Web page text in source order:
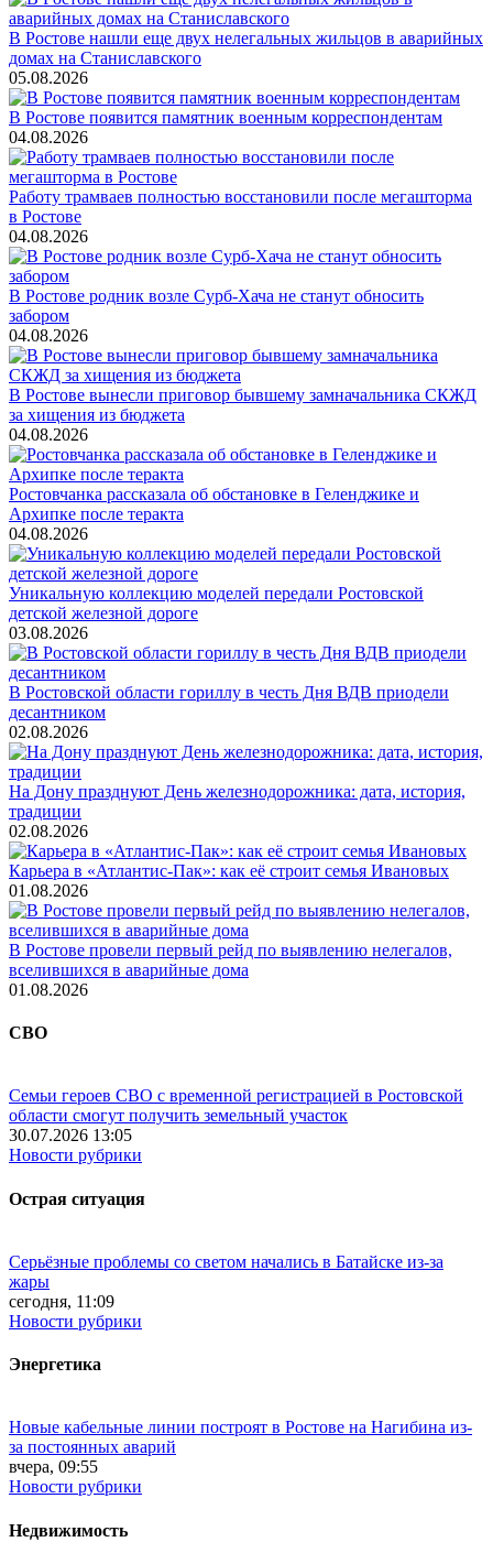
В Ростове нашли еще двух нелегальных жильцов в аварийных
домах на Станиславского
05.08.2026
В Ростове появится памятник военным корреспондентам
04.08.2026
Работу трамваев полностью восстановили после мегашторма
в Ростове
04.08.2026
В Ростове родник возле Сурб-Хача не станут обносить
забором
04.08.2026
В Ростове вынесли приговор бывшему замначальника СКЖД
за хищения из бюджета
04.08.2026
Ростовчанка рассказала об обстановке в Геленджике и
Архипке после теракта
04.08.2026
Уникальную коллекцию моделей передали Ростовской
детской железной дороге
03.08.2026
В Ростовской области гориллу в честь Дня ВДВ приодели
десантником
02.08.2026
На Дону празднуют День железнодорожника: дата, история,
традиции
02.08.2026
Карьера в «Атлантис-Пак»: как её строит семья Ивановых
01.08.2026
В Ростове провели первый рейд по выявлению нелегалов,
вселившихся в аварийные дома
01.08.2026
СВО
Семьи героев СВО с временной регистрацией в Ростовской
области смогут получить земельный участок
30.07.2026 13:05
Новости рубрики
Острая ситуация
Серьёзные проблемы со светом начались в Батайске из-за
жары
сегодня, 11:09
Новости рубрики
Энергетика
Новые кабельные линии построят в Ростове на Нагибина из-
за постоянных аварий
вчера, 09:55
Новости рубрики
Недвижимость